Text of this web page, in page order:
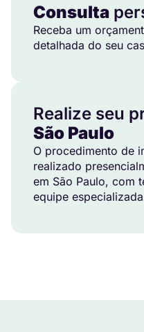
Consulta
Receba um
detalhada do seu
Realize seu
São Paulo
O procedimento de
realizado
em São Paulo, com
equipe